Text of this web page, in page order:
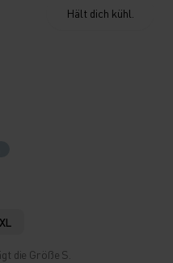
Hält dich kühl.
XL
die Größe S.